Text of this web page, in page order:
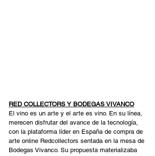
RED COLLECTORS Y BODEGAS VIVANCO
El vino es un arte y el arte es vino. En su línea,
merecen disfrutar del avance de la tecnología,
con la plataforma líder en España de compra de
arte online Redcollectors sentada en la mesa de
Bodegas Vivanco. Su propuesta materializaba